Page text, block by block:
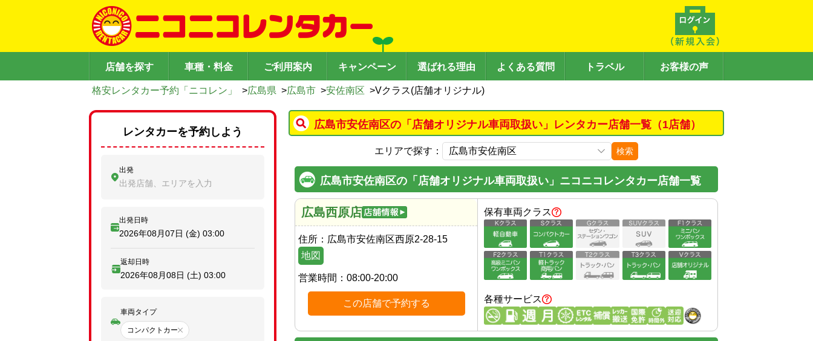
店舗を探す 車種・料金 ご利用案内 キャンペーン 選ばれる理由 よくある質問 トラベル お客様の声
格安レンタカー予約「ニコレン」 >広島県 >広島市 >安佐南区 >Vクラス(店舗オリジナル)
広島市安佐南区の「店舗オリジナル車両取扱い」レンタカー店舗一覧（1店舗）
エリアで探す： 検索
広島市安佐南区の「店舗オリジナル車両取扱い」ニコニコレンタカー店舗一覧
広島西原店
住所： 広島市安佐南区西原2-28-15
地図
営業時間： 08:00-20:00
この店舗で予約する
保有車両クラス
各種サービス
レンタカーを予約しよう
出発
出発店舗、エリアを入力
出発日時
2026年08月07日 (金) 03:00
返却日時
2026年08月08日 (土) 03:00
車両タイプ
コンパクトカー